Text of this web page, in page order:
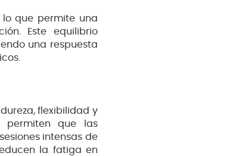
lo que permite una
Este equilibrio
una respuesta
flexibilidad y
permiten que las
intensas de
la fatiga en